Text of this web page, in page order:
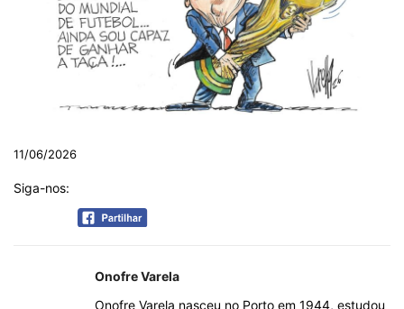
11/06/2026
Siga-nos:
Onofre Varela
Onofre Varela nasceu no Porto em 1944, estudou